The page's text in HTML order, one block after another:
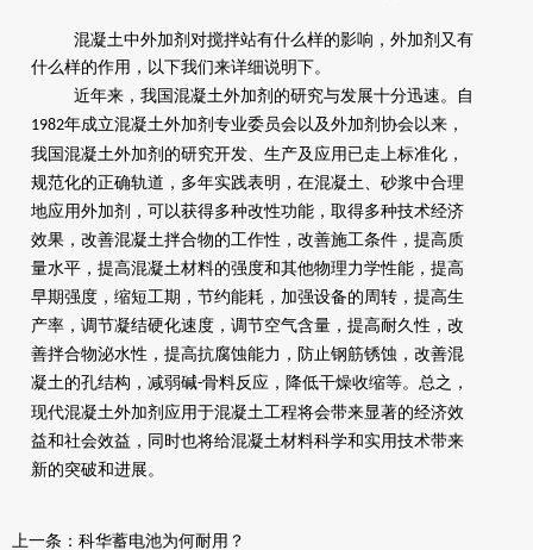
混凝土中外加剂对搅拌站有什么样的影响，外加剂又有
什么样的作用，以下我们来详细说明下。
近年来，我国混凝土外加剂的研究与发展十分迅速。自
1982年成立混凝土外加剂专业委员会以及外加剂协会以来，
我国混凝土外加剂的研究开发、生产及应用已走上标准化，
规范化的正确轨道，多年实践表明，在混凝土、砂浆中合理
地应用外加剂，可以获得多种改性功能，取得多种技术经济
效果，改善混凝土拌合物的工作性，改善施工条件，提高质
量水平，提高混凝土材料的强度和其他物理力学性能，提高
早期强度，缩短工期，节约能耗，加强设备的周转，提高生
产率，调节凝结硬化速度，调节空气含量，提高耐久性，改
善拌合物泌水性，提高抗腐蚀能力，防止钢筋锈蚀，改善混
凝土的孔结构，减弱碱-骨料反应，降低干燥收缩等。总之，
现代混凝土外加剂应用于混凝土工程将会带来显著的经济效
益和社会效益，同时也将给混凝土材料科学和实用技术带来
新的突破和进展。
上一条： 科华蓄电池为何耐用？